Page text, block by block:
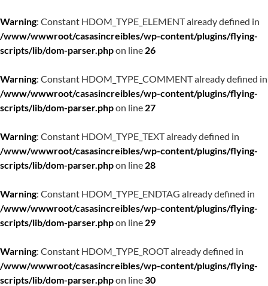
Warning: Constant HDOM_TYPE_ELEMENT already defined in
/www/wwwroot/casasincreibles/wp-content/plugins/flying-
scripts/lib/dom-parser.phpon line 26
Warning: Constant HDOM_TYPE_COMMENT already defined in
/www/wwwroot/casasincreibles/wp-content/plugins/flying-
scripts/lib/dom-parser.phpon line 27
Warning: Constant HDOM_TYPE_TEXT already defined in
/www/wwwroot/casasincreibles/wp-content/plugins/flying-
scripts/lib/dom-parser.phpon line 28
Warning: Constant HDOM_TYPE_ENDTAG already defined in
/www/wwwroot/casasincreibles/wp-content/plugins/flying-
scripts/lib/dom-parser.phpon line 29
Warning: Constant HDOM_TYPE_ROOT already defined in
/www/wwwroot/casasincreibles/wp-content/plugins/flying-
scripts/lib/dom-parser.phpon line30